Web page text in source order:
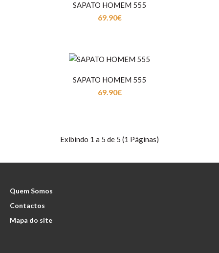
69.90€
Sapato Clássico Homem em PeleForro em PelePalmilha
SAPATO HOMEM 555
69.90€
SAPATO HOMEM 555
69.90€
Exibindo 1 a 5 de 5 (1 Páginas)
Quem Somos
Contactos
Mapa do site